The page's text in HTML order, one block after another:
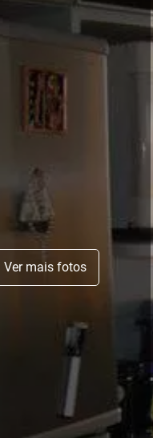
Ver mais fotos